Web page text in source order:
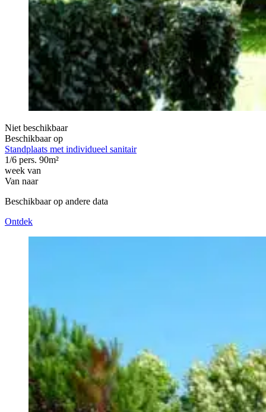
Niet beschikbaar
Beschikbaar op
Standplaats met individueel sanitair
1/6 pers. 90m²
week van
Van naar
Beschikbaar op andere data
Ontdek